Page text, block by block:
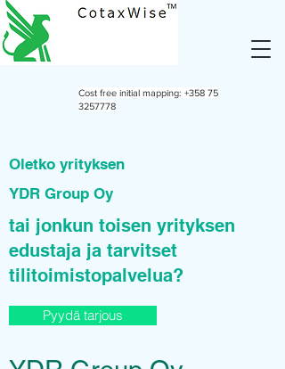
Cost free initial mapping: +358 75
3257778
Oletko yrityksen
YDR Group Oy
tai jonkun toisen yrityksen
edustaja ja tarvitset
tilitoimistopalvelua?
Pyydä tarjous